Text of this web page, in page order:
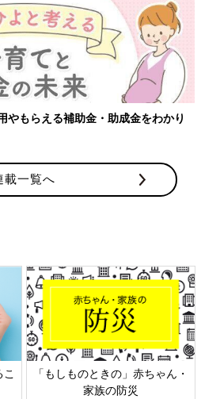
【ワクチン接種できるものも】妊婦
載一覧へ
日本外来小児科学会リーフレッ
ト検討会